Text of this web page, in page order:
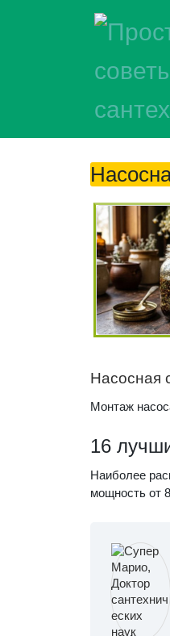
Насосная
Монтаж
16
Наиболее
мощность от